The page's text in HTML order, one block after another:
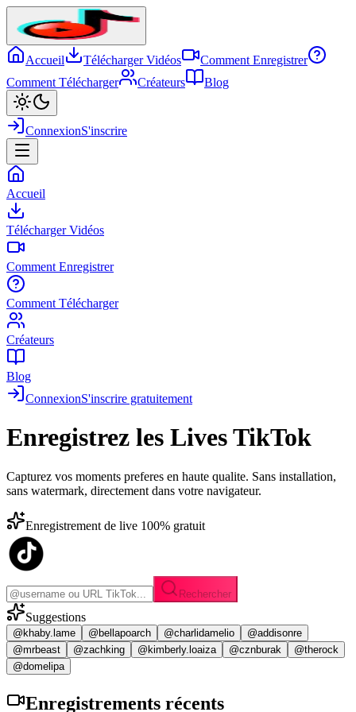
Accueil Télécharger Vidéos
Comment Enregistrer
Comment Télécharger
Créateurs Blog
ConnexionS'inscrire
Accueil
Télécharger Vidéos
Comment Enregistrer
Comment Télécharger
Créateurs
Blog
ConnexionS'inscrire gratuitement
Enregistrez les Lives TikTok
Capturez vos moments preferes en haute qualite. Sans installation,
sans watermark, directement dans votre navigateur.
Enregistrement de live 100% gratuit
Rechercher
Suggestions
@khaby.lame @bellapoarch @charlidamelio
@addisonre
@mrbeast
@zachking @kimberly.loaiza @cznburak
@therock
@domelipa
Enregistrements récents